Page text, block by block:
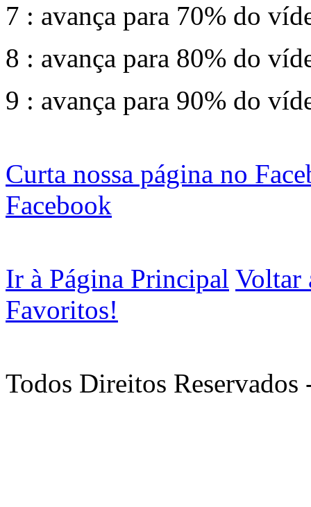
7 : avança para 70% do
8 : avança para 80% do
9 : avança para 90% do
Curta nossa página no
Facebook
Ir à Página Principal Voltar
Favoritos!
Todos Direitos